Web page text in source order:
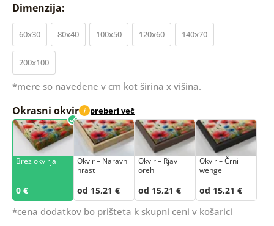
Dimenzija:
60x30 80x40 100x50 120x60 140x70
200x100
*mere so navedene v cm kot širina x višina.
Okrasni okvir i preberi več
Brez okvirja
0 €
Okvir – Naravni
hrast
od 15,21 €
Okvir – Rjav
oreh
od 15,21 €
Okvir – Črni
wenge
od 15,21 €
*cena dodatkov bo prišteta k skupni ceni v košarici